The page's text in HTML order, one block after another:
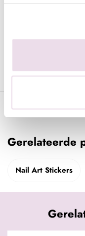
bijvoorbeeld colorgel
- Plaats de sticker met
- Lak de gehele nagel
Specificaties
Gerelateerde
Nail Art Stickers